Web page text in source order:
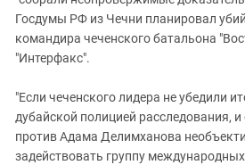
Госдумы РФ из Чечни планировал
командира чеченского батальона
"Интерфакс".
"Если чеченского лидера не убедили
дубайской полицией расследования,
против Адама Делимханова
задействовать группу